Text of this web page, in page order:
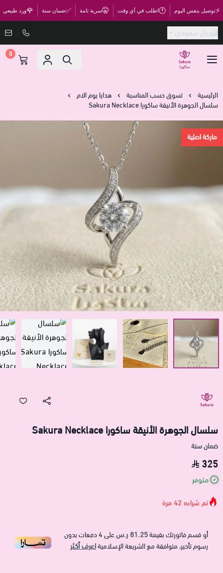
⚡توصيل بنفس اليوم 🕐اطلب في أي وقت 🤫سرية تامة ✅ضمان سنة 🌹ورد طبيعي
ريال سعودي
متجر ساكورا
0
الرئيسية تسوق حسب المناسبة
هدايا يوم الام
سلسال الجوهرة الأنيقة ساكورا Sakura Necklace
ماركة اصلية
سلسال الجوهرة الأنيقة ساكورا Sakura Necklace
ضمان سنة
325
متوفر
تم شراءه 42مرة
أو قسم فاتورتك بقيمة81.25 ر.س على4دفعات بدون
رسوم تأخير، متوافقة مع الشريعة الإسلاميةاعرف أكثر